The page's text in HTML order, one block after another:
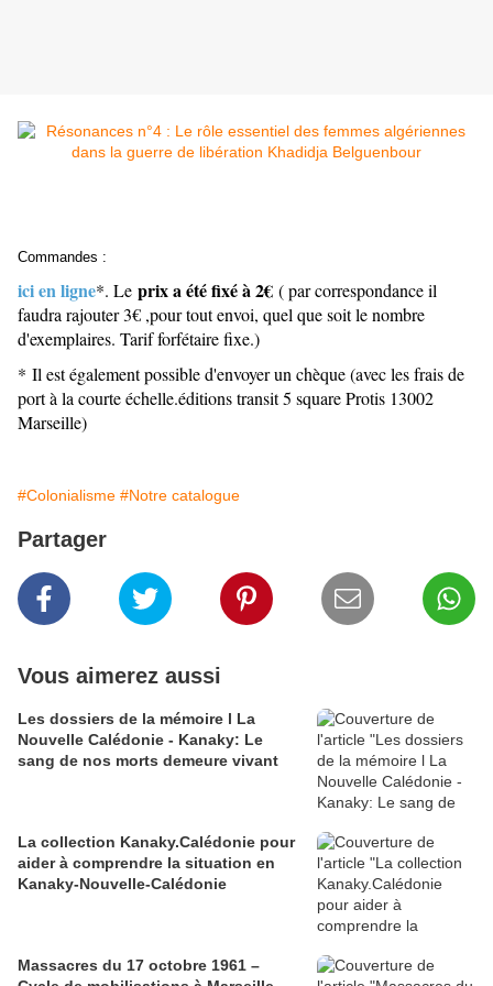
Commandes :
ici en ligne*. Le prix a été fixé à 2€ ( par correspondance il
faudra rajouter 3€ ,pour tout envoi, quel que soit le nombre
d'exemplaires. Tarif forfétaire fixe.)
* Il est également possible d'envoyer un chèque (avec les frais de
port à la courte échelle.éditions transit 5 square Protis 13002
Marseille)
#Colonialisme #Notre catalogue
Partager
Vous aimerez aussi
Les dossiers de la mémoire l La
Nouvelle Calédonie - Kanaky: Le
sang de nos morts demeure vivant
La collection Kanaky.Calédonie pour
aider à comprendre la situation en
Kanaky-Nouvelle-Calédonie
Massacres du 17 octobre 1961 –